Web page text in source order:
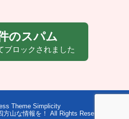
のスパム
ブロックされました
Theme Simplicity
方山な情報を！ All Rights Reserved.